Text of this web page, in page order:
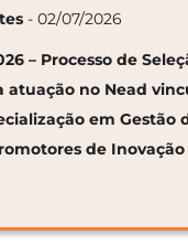
- 02/07/2026
– Processo de
atuação no Nead
em Gestão
de Inovação